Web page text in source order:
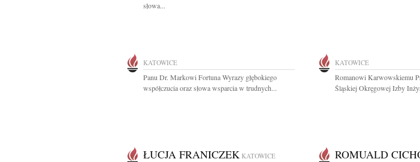
słowa...
KATOWICE
Panu Dr. Markowi Fortuna Wyrazy głębokiego
współczucia oraz słowa wsparcia w trudnych...
KATOWICE
Romanowi Karwowskiemu
Śląskiej Okręgowej Izby
ŁUCJA FRANICZEK KATOWICE ROMUALD